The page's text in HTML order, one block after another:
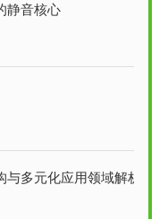
静音核心
多元化应用领域解析